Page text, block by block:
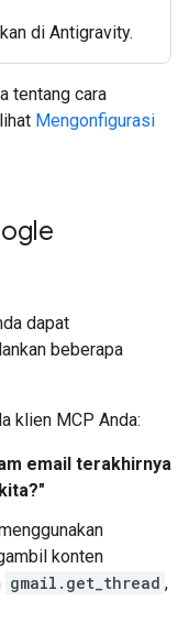
di Antigravity.
tentang cara
Mengonfigurasi
dapat
beberapa
klien MCP Anda:
email terakhirnya
konten
gmail.get_thread ,